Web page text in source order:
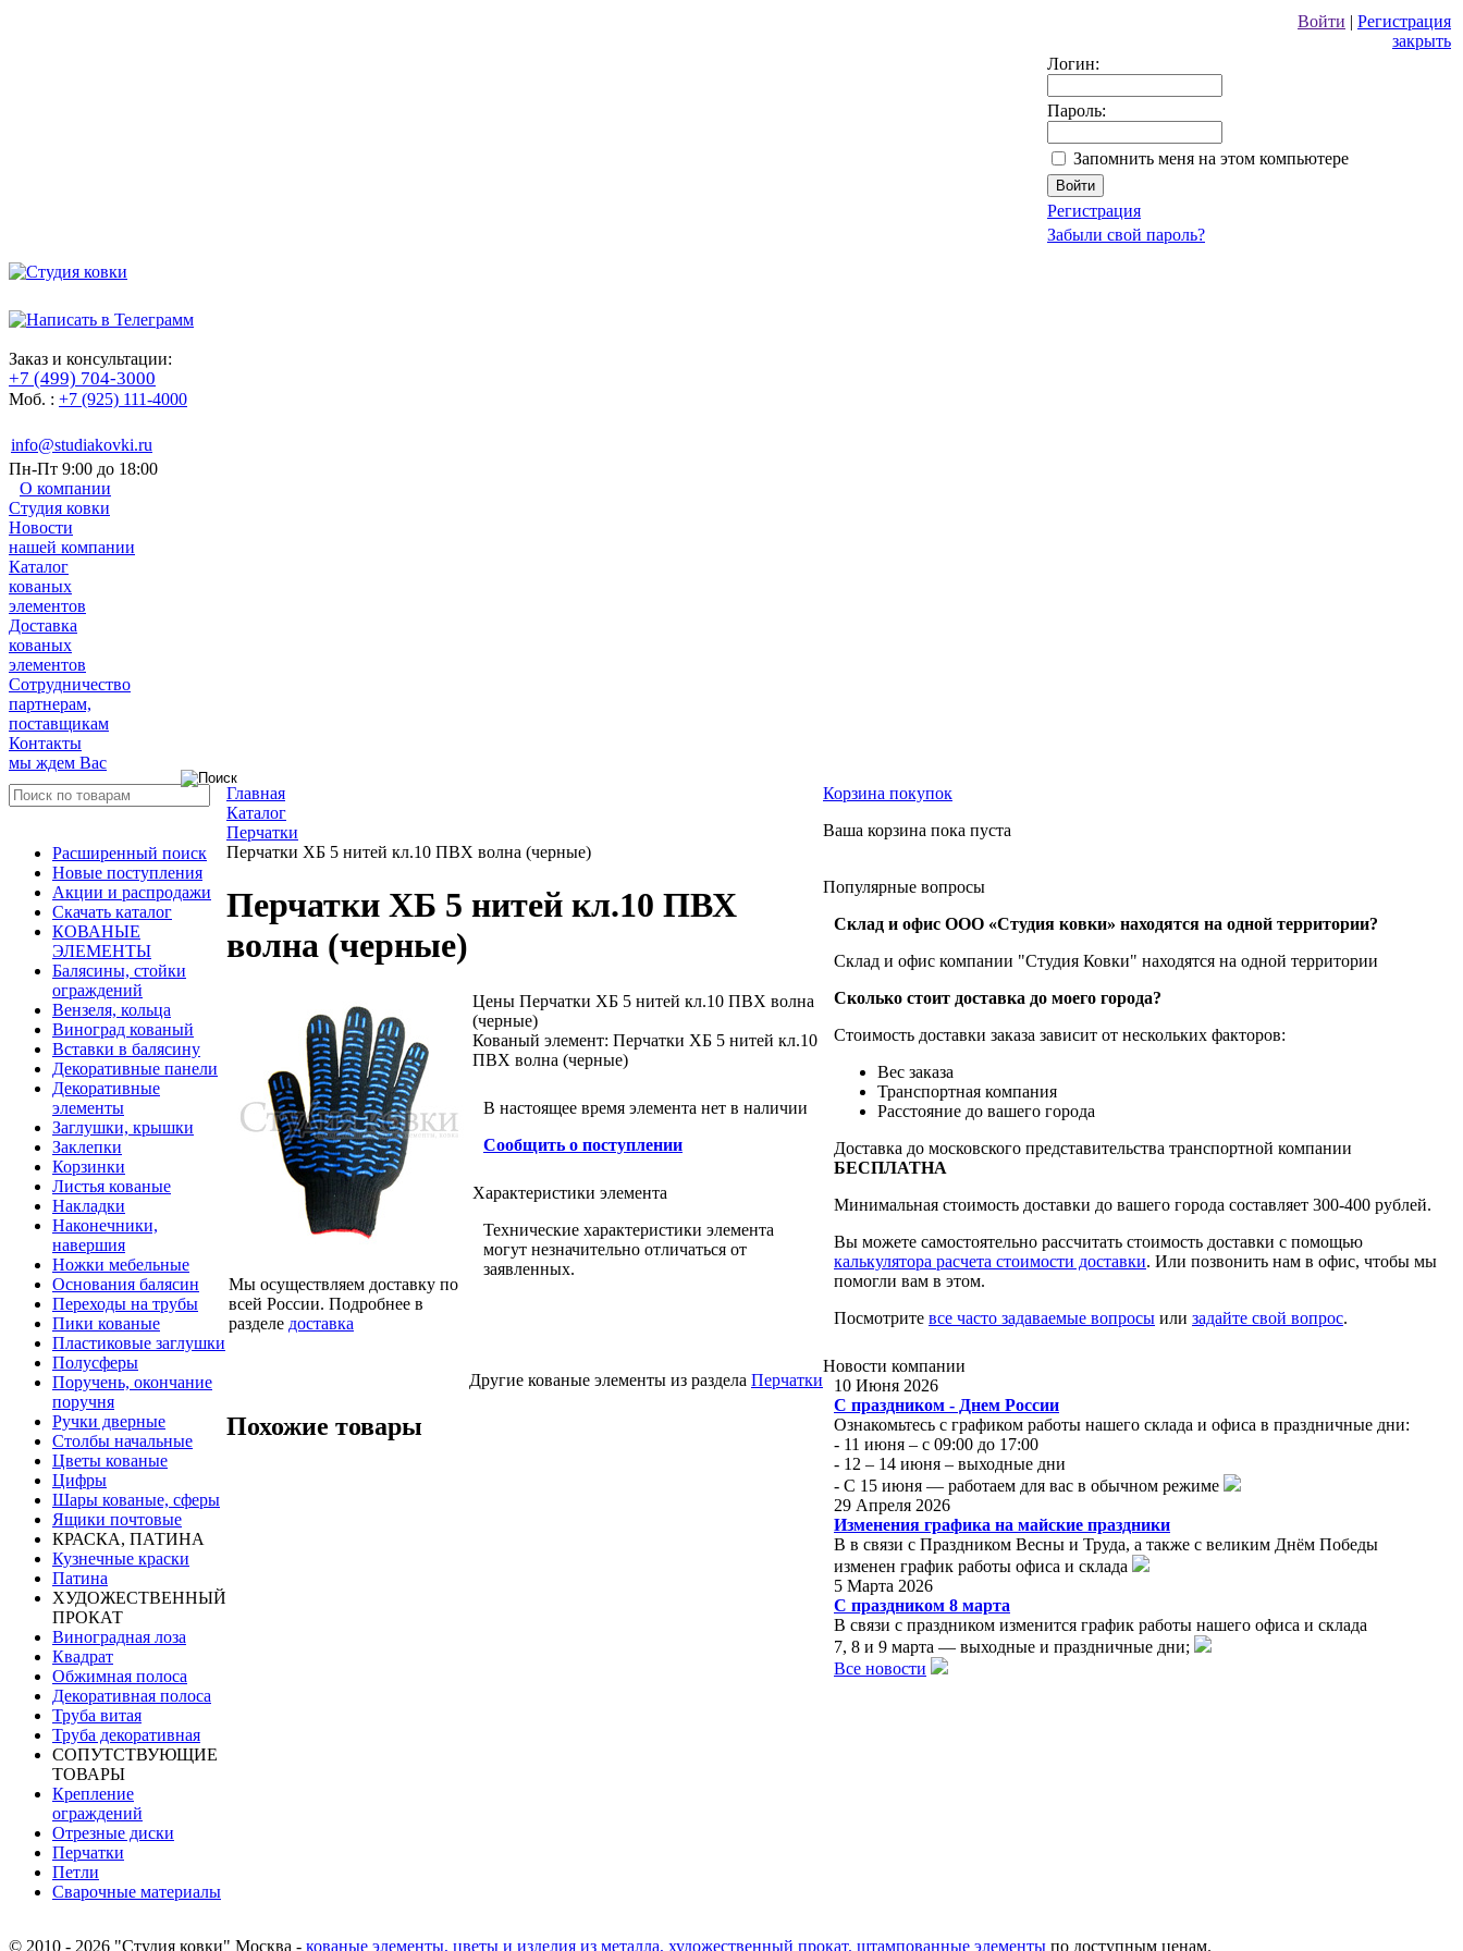
Войти | Регистрация
закрыть
Логин:
Пароль:
Запомнить меня на этом компьютере
Регистрация
Забыли свой пароль?
Заказ и консультации:
+7 (499) 704-3000
Моб. : +7 (925) 111-4000
info@studiakovki.ru
Пн-Пт 9:00 до 18:00
О компании
Студия ковки
Новости
нашей компании
Каталог
кованых
элементов
Доставка
кованых
элементов
Сотрудничество
партнерам,
поставщикам
Контакты
мы ждем Вас
Расширенный поиск
Новые поступления
Акции и распродажи
Скачать каталог
КОВАНЫЕ
ЭЛЕМЕНТЫ
Балясины, стойки
ограждений
Вензеля, кольца
Виноград кованый
Вставки в балясину
Декоративные панели
Декоративные
элементы
Заглушки, крышки
Заклепки
Корзинки
Листья кованые
Накладки
Наконечники,
навершия
Ножки мебельные
Основания балясин
Переходы на трубы
Пики кованые
Пластиковые заглушки
Полусферы
Поручень, окончание
поручня
Ручки дверные
Столбы начальные
Цветы кованые
Цифры
Шары кованые, сферы
Ящики почтовые
КРАСКА, ПАТИНА
Кузнечные краски
Патина
ХУДОЖЕСТВЕННЫЙ
ПРОКАТ
Виноградная лоза
Квадрат
Обжимная полоса
Декоративная полоса
Труба витая
Труба декоративная
СОПУТСТВУЮЩИЕ
ТОВАРЫ
Крепление
ограждений
Отрезные диски
Перчатки
Петли
Сварочные материалы
Главная
Каталог
Перчатки
Перчатки ХБ 5 нитей кл.10 ПВХ волна (черные)
Перчатки ХБ 5 нитей кл.10 ПВХ
волна (черные)
Мы осуществляем доставку по
всей России. Подробнее в
разделе доставка
Цены Перчатки ХБ 5 нитей кл.10 ПВХ волна
(черные)
Кованый элемент: Перчатки ХБ 5 нитей кл.10
ПВХ волна (черные)
В настоящее время элемента нет в наличии
Сообщить о поступлении
Характеристики элемента
Технические характеристики элемента
могут незначительно отличаться от
заявленных.
Другие кованые элементы из раздела Перчатки
Похожие товары
Корзина покупок
Ваша корзина пока пуста
Популярные вопросы
Склад и офис ООО «Студия ковки» находятся на одной территории?
Склад и офис компании "Студия Ковки" находятся на одной территории
Сколько стоит доставка до моего города?
Стоимость доставки заказа зависит от нескольких факторов:
Вес заказа
Транспортная компания
Расстояние до вашего города
Доставка до московского представительства транспортной компании
БЕСПЛАТНА
Минимальная стоимость доставки до вашего города составляет 300-400 рублей.
Вы можете самостоятельно рассчитать стоимость доставки с помощью
калькулятора расчета стоимости доставки. Или позвонить нам в офис, чтобы мы
помогли вам в этом.
Посмотрите все часто задаваемые вопросы или задайте свой вопрос.
Новости компании
10 Июня 2026
С праздником - Днем России
Ознакомьтесь с графиком работы нашего склада и офиса в праздничные дни:
- 11 июня – с 09:00 до 17:00
- 12 – 14 июня – выходные дни
- С 15 июня — работаем для вас в обычном режиме
29 Апреля 2026
Изменения графика на майские праздники
В в связи с Праздником Весны и Труда, а также с великим Днём Победы
изменен график работы офиса и склада
5 Марта 2026
С праздником 8 марта
В связи с праздником изменится график работы нашего офиса и склада
7, 8 и 9 марта — выходные и праздничные дни;
Все новости
© 2010 - 2026 "Студия ковки" Москва - кованые элементы, цветы и изделия из металла, художественный прокат, штампованные элементы по доступным ценам.